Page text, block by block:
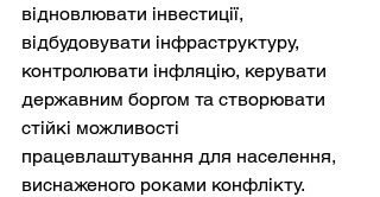
відновлювати інвестиції,
відбудовувати інфраструктуру,
контролювати інфляцію, керувати
державним боргом та створювати
стійкі можливості
працевлаштування для населення,
виснаженого роками конфлікту.